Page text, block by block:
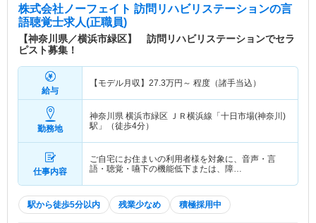
株式会社ノーフェイト 訪問リハビリステーションの言
語聴覚士求人(正職員)
【神奈川県／横浜市緑区】 訪問リハビリステーションでセラ
ピスト募集！
給与
【モデル月収】 27.3万円～ 程度（諸手当込）
勤務地
神奈川県 横浜市緑区 ＪＲ横浜線「十日市場(神奈川)
駅」（徒歩4分）
仕事内容
ご自宅にお住まいの利用者様を対象に、音声・言
語・聴覚・嚥下の機能低下または、障…
駅から徒歩5分以内 残業少なめ 積極採用中